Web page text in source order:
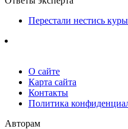
Перестали нестись
О сайте
Карта сайта
Контакты
Политика
Авторам